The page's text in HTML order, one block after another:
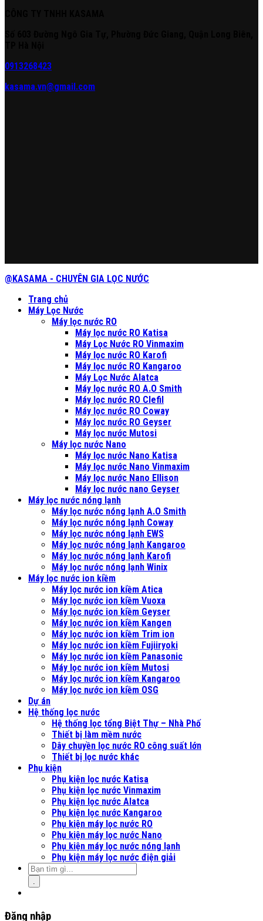
0913268423
kasama.vn@gmail.com
@KASAMA - CHUYÊN GIA LỌC NƯỚC
Trang chủ
Máy Lọc Nước
Máy lọc nước RO
Máy lọc nước RO Katisa
Máy Lọc Nước RO Vinmaxim
Máy lọc nước RO Karofi
Máy lọc nước RO Kangaroo
Máy Lọc Nước Alatca
Máy lọc nước RO A.O Smith
Máy lọc nước RO Clefil
Máy lọc nước RO Coway
Máy lọc nước RO Geyser
Máy lọc nước Mutosi
Máy lọc nước Nano
Máy lọc nước Nano Katisa
Máy lọc nước Nano Vinmaxim
Máy lọc nước Nano Ellison
Máy lọc nước nano Geyser
Máy lọc nước nóng lạnh
Máy lọc nước nóng lạnh A.O Smith
Máy lọc nước nóng lạnh Coway
Máy lọc nước nóng lạnh EWS
Máy lọc nước nóng lạnh Kangaroo
Máy lọc nước nóng lạnh Karofi
Máy lọc nước nóng lạnh Winix
Máy lọc nước ion kiềm
Máy lọc nước ion kiềm Atica
Máy lọc nước ion kiềm Vuoxa
Máy lọc nước ion kiềm Geyser
Máy lọc nước ion kiềm Kangen
Máy lọc nước ion kiềm Trim ion
Máy lọc nước ion kiềm Fujiiryoki
Máy lọc nước ion kiềm Panasonic
Máy lọc nước ion kiềm Mutosi
Máy lọc nước ion kiềm Kangaroo
Máy lọc nước ion kiềm OSG
Dự án
Hệ thống lọc nước
Hệ thống lọc tổng Biệt Thự – Nhà Phố
Thiết bị làm mềm nước
Dây chuyền lọc nước RO công suất lớn
Thiết bị lọc nước khác
Phụ kiện
Phụ kiện lọc nước Katisa
Phụ kiện lọc nước Vinmaxim
Phụ kiện lọc nước Alatca
Phụ kiện lọc nước Kangaroo
Phụ kiện máy lọc nước RO
Phụ kiện máy lọc nước Nano
Phụ kiện máy lọc nước nóng lạnh
Phụ kiện máy lọc nước điện giải
.
Đăng nhập